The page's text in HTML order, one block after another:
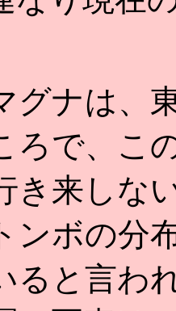
ナは、
ろで、こ
き来しな
ンボの分
ると言わ